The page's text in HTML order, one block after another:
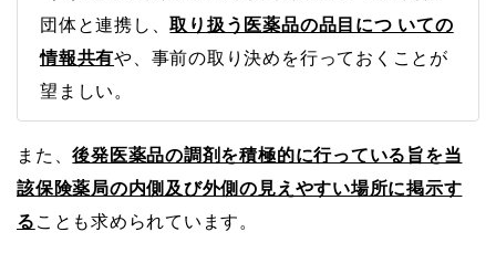
団体と連携し、取り扱う医薬品の品目につ いての
情報共有や、事前の取り決めを行っておくことが
望ましい。
また、後発医薬品の調剤を積極的に行っている旨を当
該保険薬局の内側及び外側の見えやすい場所に掲示す
る ことも求められています。